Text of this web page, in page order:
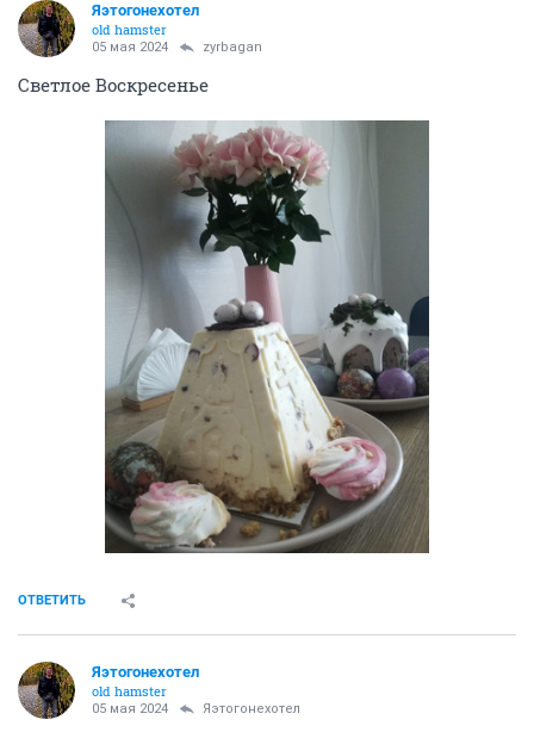
Яэтогонехотел
old hamster
05 мая 2024 zyrbagan
Светлое Воскресенье
ОТВЕТИТЬ
Яэтогонехотел
old hamster
05 мая 2024 Яэтогонехотел